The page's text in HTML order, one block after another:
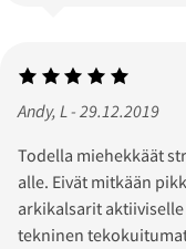
Andy, L - 29.12.2019
Todella miehekkäät
alle. Eivät mitkään
arkikalsarit
tekninen